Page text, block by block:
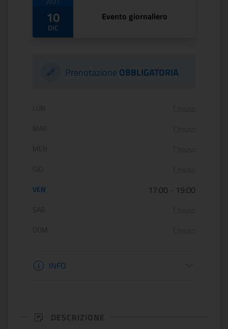
Date di apertura
10
DIC
Evento giornaliero
Prenotazione OBBLIGATORIA
Orario di apertura:
LUN
MAR
MER
GIO
VEN 17:00 19:00
SAB
DOM
Informazioni apertura
INFO
DESCRIZIONE